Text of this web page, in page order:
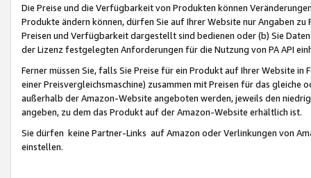
Die Preise und die Verfügbarkeit von Produkten können
Produkte ändern können, dürfen Sie auf Ihrer Website nur Angaben
Preisen und Verfügbarkeit dargestellt sind bedienen oder (b) Sie
der Lizenz festgelegten Anforderungen für die Nutzung von PA API
Ferner müssen Sie, falls Sie Preise für ein Produkt auf Ihrer Website
einer Preisvergleichsmaschine) zusammen mit Preisen für das
außerhalb der Amazon-Website angeboten werden, jeweils den
angeben, zu dem das Produkt auf der Amazon-Website erhältlich ist.
Sie dürfen keine Partner-Links auf Amazon oder Verlinkungen von
einstellen.